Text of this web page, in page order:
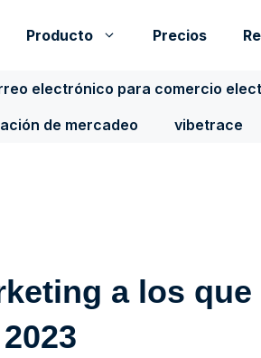
Producto Precios
electrónico para comercio
de mercadeo
vibetrace
a los que